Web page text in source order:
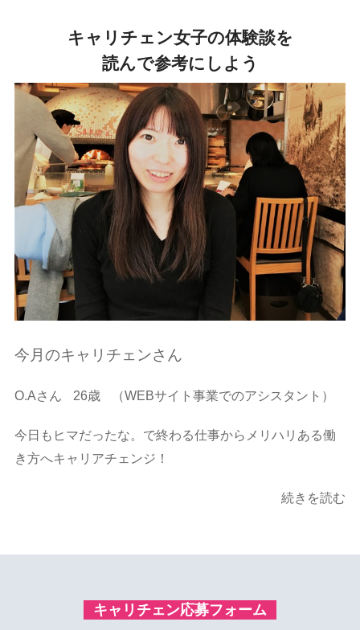
キャリチェン女子の体験談を
読んで参考にしよう
今月のキャリチェンさん
O.Aさん 26歳 （WEBサイト事業でのアシスタント）
今日もヒマだったな。で終わる仕事からメリハリある働
き方へキャリアチェンジ！
続きを読む
キャリチェン応募フォーム